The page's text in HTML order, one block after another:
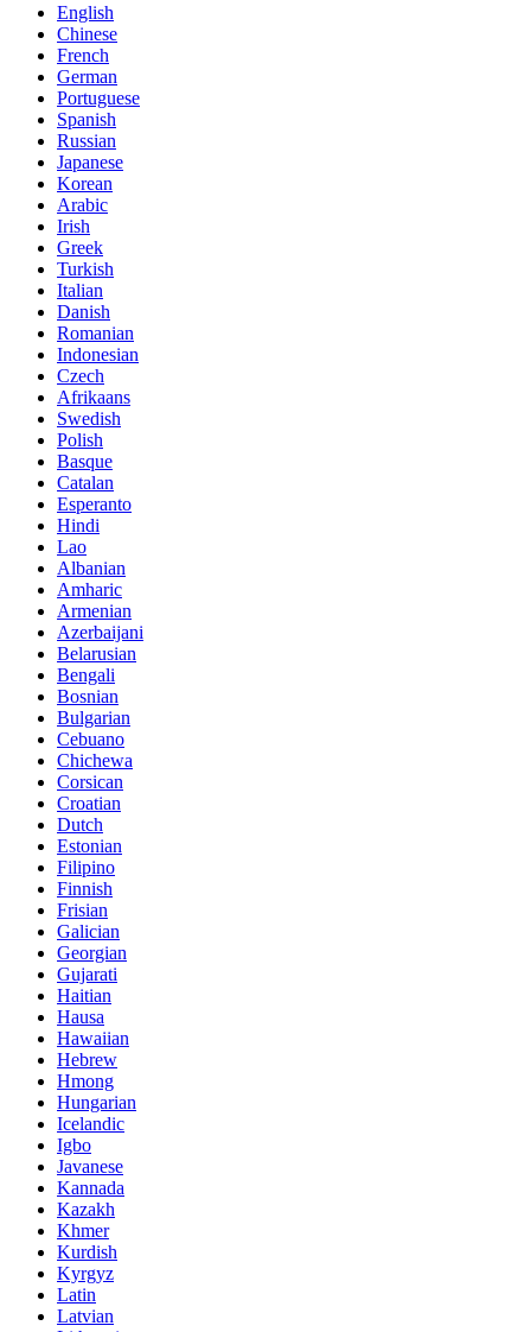
English
Chinese
French
German
Portuguese
Spanish
Russian
Japanese
Korean
Arabic
Irish
Greek
Turkish
Italian
Danish
Romanian
Indonesian
Czech
Afrikaans
Swedish
Polish
Basque
Catalan
Esperanto
Hindi
Lao
Albanian
Amharic
Armenian
Azerbaijani
Belarusian
Bengali
Bosnian
Bulgarian
Cebuano
Chichewa
Corsican
Croatian
Dutch
Estonian
Filipino
Finnish
Frisian
Galician
Georgian
Gujarati
Haitian
Hausa
Hawaiian
Hebrew
Hmong
Hungarian
Icelandic
Igbo
Javanese
Kannada
Kazakh
Khmer
Kurdish
Kyrgyz
Latin
Latvian